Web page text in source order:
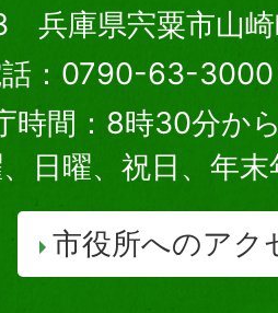
兵庫県宍粟市山崎
：0790-63-3000
時間：8時30分か
、日曜、祝日、年
市役所へのアク